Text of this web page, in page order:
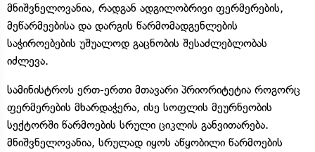
მნიშვნელოვანია, რადგან ადგილობრივი ფერმერების,
მეწარმეებისა და დარგის წარმომადგენლების
საჭიროებების უშუალოდ გაცნობის შესაძლებლობას
იძლევა.
სამინისტროს ერთ-ერთი მთავარი პრიორიტეტია როგორც
ფერმერების მხარდაჭერა, ისე სოფლის მეურნეობის
სექტორში წარმოების სრული ციკლის განვითარება.
მნიშვნელოვანია, სრულად იყოს აწყობილი წარმოების